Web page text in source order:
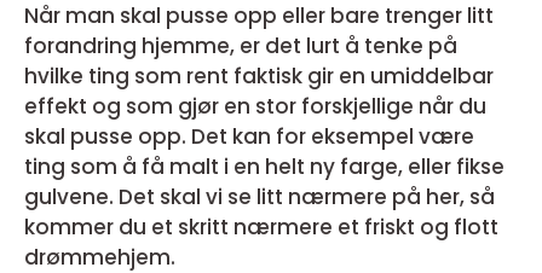
Når man skal pusse opp eller bare trenger litt
forandring hjemme, er det lurt å tenke på
hvilke ting som rent faktisk gir en umiddelbar
effekt og som gjør en stor forskjellige når du
skal pusse opp. Det kan for eksempel være
ting som å få malt i en helt ny farge, eller fikse
gulvene. Det skal vi se litt nærmere på her, så
kommer du et skritt nærmere et friskt og flott
drømmehjem.